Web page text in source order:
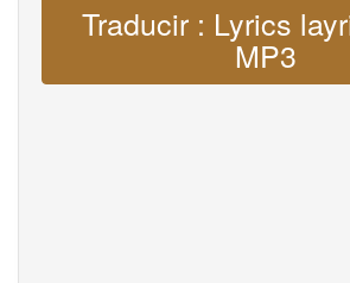
Traducir : Lyrics
MP3